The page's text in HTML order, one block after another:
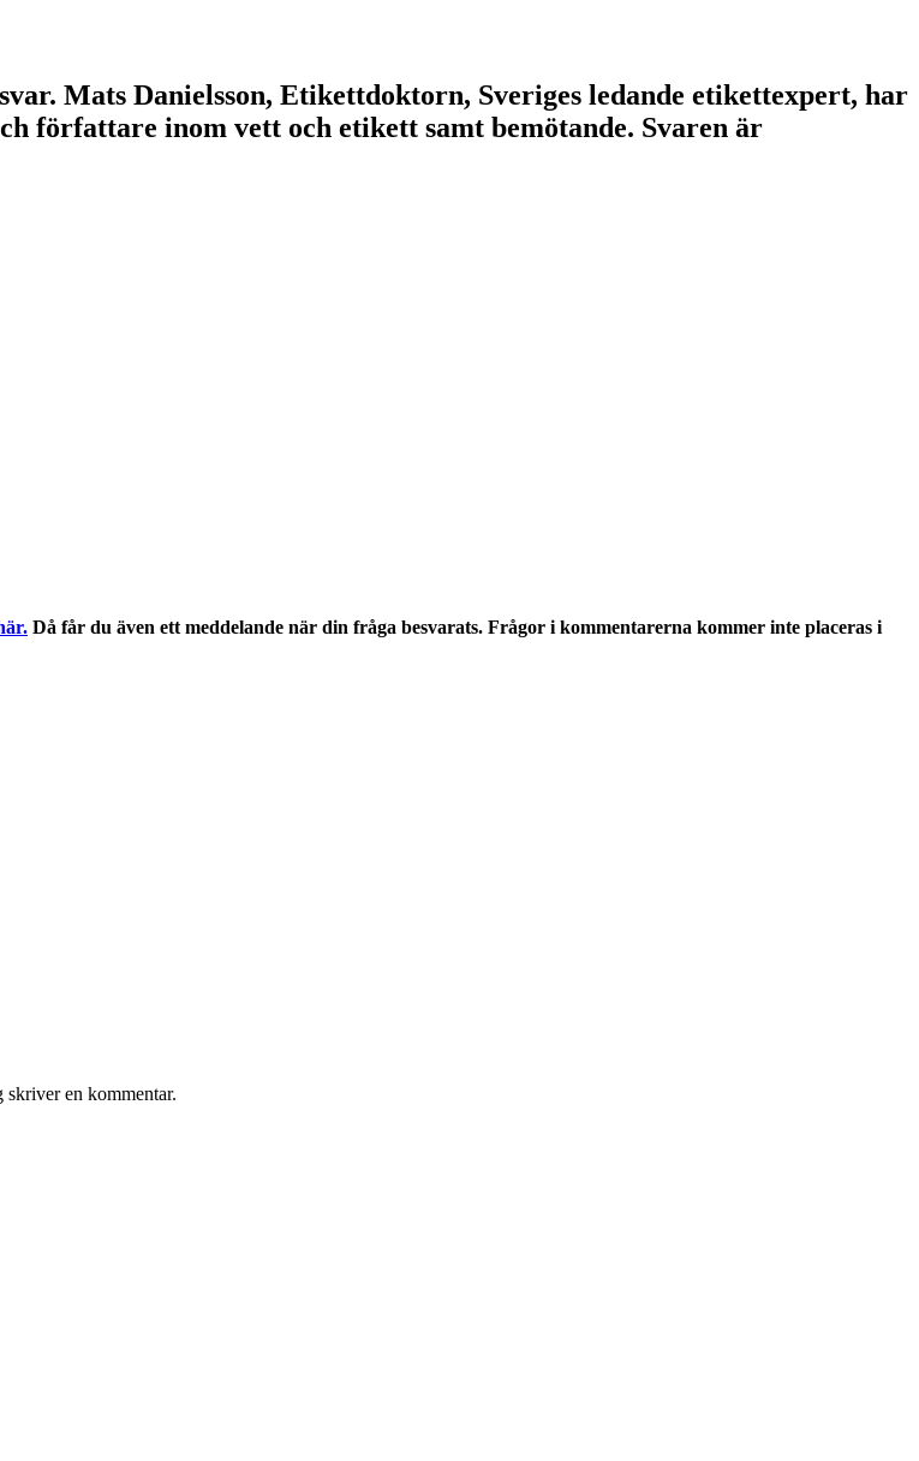
Mats Danielsson, Etikettdoktorn, Sveriges ledande etikettexpert, har
författare inom vett och etikett samt bemötande. Svaren är
Då får du även ett meddelande när din fråga besvarats. Frågor i kommentarerna kommer inte placeras i
skriver en kommentar.